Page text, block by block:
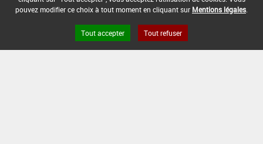
pouvez modifier ce choix à tout moment en cliquant sur Mentions légales
Tout accepter Tout refuser